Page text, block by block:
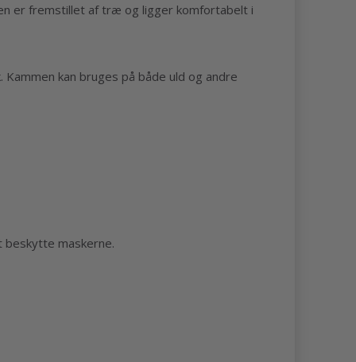
er fremstillet af træ og ligger komfortabelt i
kan bruges på både uld og andre
maskerne.